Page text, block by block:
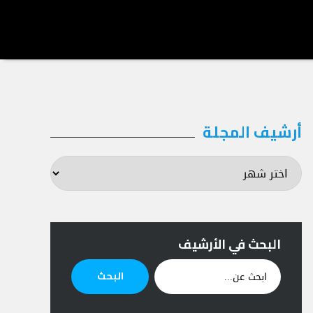
أرشيف المجلة
المجلة
البحث في الأرشيف
ابحث
عن:
البحث